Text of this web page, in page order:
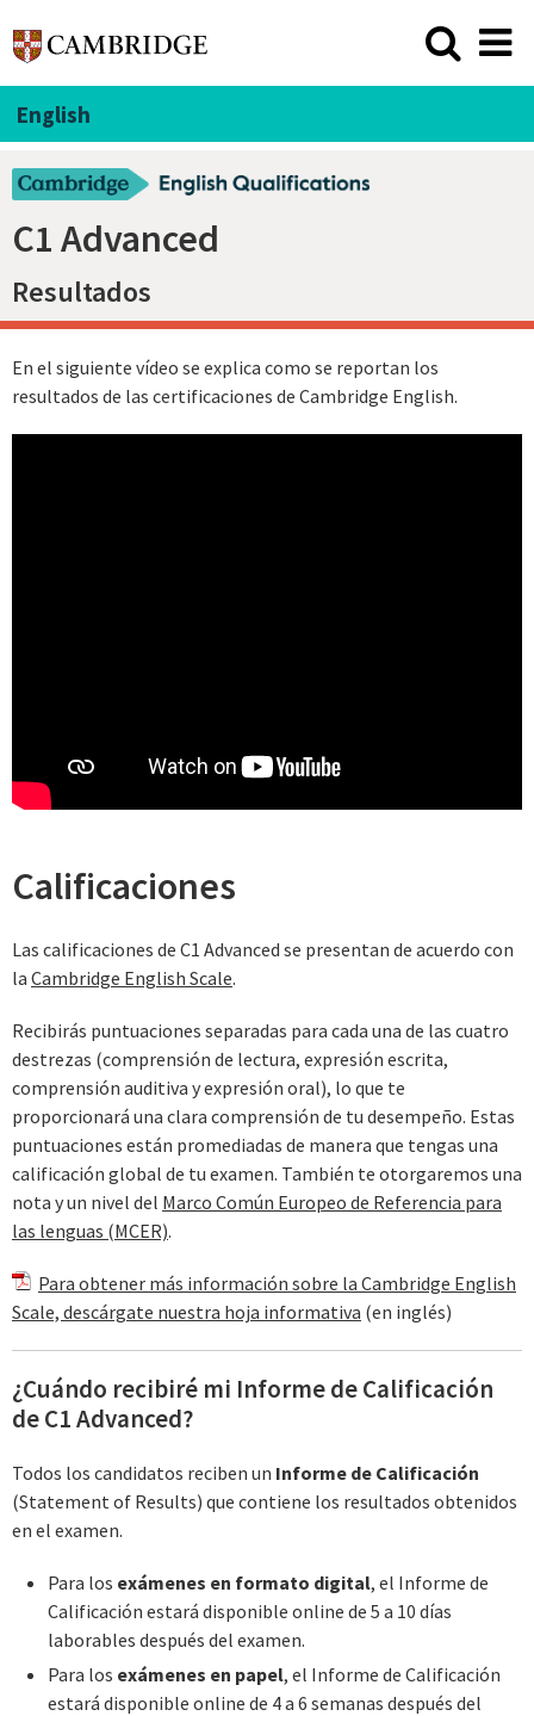
English
C1 Advanced
Resultados
En el siguiente vídeo se explica como se reportan los
resultados de las certificaciones de Cambridge English.
Calificaciones
Las calificaciones de C1 Advanced se presentan de acuerdo con
la Cambridge English Scale.
Recibirás puntuaciones separadas para cada una de las cuatro
destrezas (comprensión de lectura, expresión escrita,
comprensión auditiva y expresión oral), lo que te
proporcionará una clara comprensión de tu desempeño. Estas
puntuaciones están promediadas de manera que tengas una
calificación global de tu examen. También te otorgaremos una
nota y un nivel del Marco Común Europeo de Referencia para
las lenguas (MCER).
Para obtener más información sobre la Cambridge English
Scale, descárgate nuestra hoja informativa (en inglés)
¿Cuándo recibiré mi Informe de Calificación
de C1 Advanced?
Todos los candidatos reciben un Informe de Calificación
(Statement of Results) que contiene los resultados obtenidos
en el examen.
Para los exámenes en formato digital, el Informe de
Calificación estará disponible online de 5 a 10 días
laborables después del examen.
Para los exámenes en papel, el Informe de Calificación
estará disponible online de 4 a 6 semanas después del